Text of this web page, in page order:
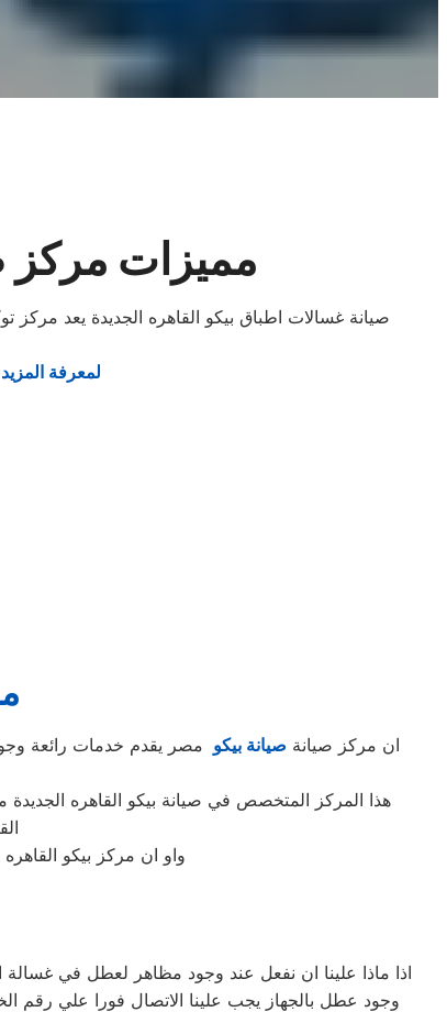
مميزات مركز
صيانة غسالات اطباق بيكو القاهره الجديدة يعد
لمعرفة
ان مركز صيانة صيانة بيكو مصر يقدم خدمات رائعة
هذا المركز المتخصص في صيانة بيكو القاهره
واو ان مركز بيكو
اذا ماذا علينا ان نفعل عند وجود مظاهر لعطل في غسالة
وجود عطل بالجهاز يجب علينا الاتصال فورا علي